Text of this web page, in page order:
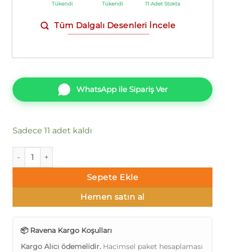
Tükendi Tükendi 11 Adet Stokta
Tüm Dalgalı Desenleri İncele
WhatsApp ile Sipariş Ver
Sadece 11 adet kaldı
Ravena Selection Vol 2 728431-4 Duvar Kağıdı adet
Sepete Ekle
Hemen satın al
📦 Ravena Kargo Koşulları
Kargo Alıcı ödemelidir. Hacimsel paket hesaplaması